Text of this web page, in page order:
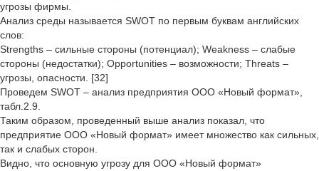
угрозы фирмы.
Анализ среды называется SWOT по первым буквам английских
слов:
Strengths – сильные стороны (потенциал); Weakness – слабые
стороны (недостатки); Opportunities – возможности; Threats –
угрозы, опасности. [32]
Проведем SWOT – анализ предприятия ООО «Новый формат»,
табл.2.9.
Таким образом, проведенный выше анализ показал, что
предприятие ООО «Новый формат» имеет множество как сильных,
так и слабых сторон.
Видно, что основную угрозу для ООО «Новый формат»